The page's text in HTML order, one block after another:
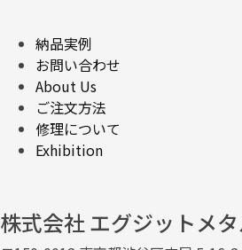
納品実例
お問い合わせ
About Us
ご注文方法
修理について
Exhibition
株式会社 エグジットメ